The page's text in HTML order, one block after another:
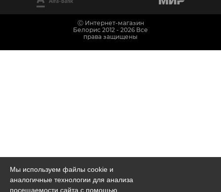
Мы используем файлы cookie и
аналогичные технологии для анализа
посещаемости сайта с помощью
Ⓒ Интернет-магазин
Белорис 2012 - 2026 Все
права защищены